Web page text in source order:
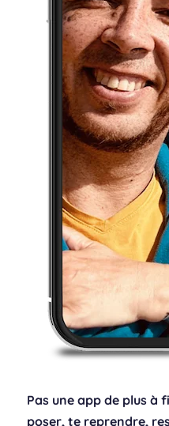
Pas une app de plus à
poser, te reprendre,